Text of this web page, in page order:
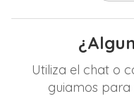
Utiliza el chat o
guiamos